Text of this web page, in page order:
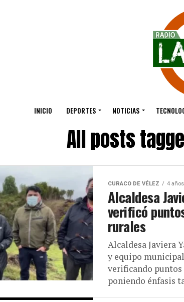
INICIO DEPORTES NOTICIAS
All posts
CURACO DE VÉLEZ 4
Alcaldesa
verificó
rurales
Alcaldesa Javiera
y equipo
verificando
poniendo énfasis